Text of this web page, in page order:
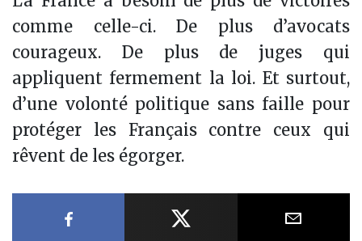
comme celle-ci. De plus d’avocats
courageux. De plus de juges qui
appliquent fermement la loi. Et surtout,
d’une volonté politique sans faille pour
protéger les Français contre ceux qui
rêvent de les égorger.
Partager sur FacebookPartager sur X